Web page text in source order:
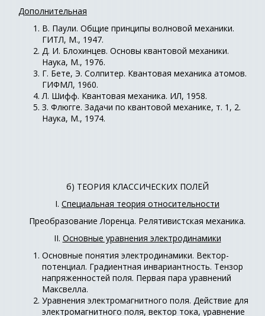
Дополнительная
В. Паули. Общие принципы волновой механики.
ГИТЛ, М., 1947.
Д. И. Блохинцев. Основы квантовой механики.
Наука, М., 1976.
Г. Бете, Э. Солпитер. Квантовая механика атомов.
ГИФМЛ, 1960.
Л. Шифф. Квантовая механика. ИЛ, 1958.
З. Флюгге. Задачи по квантовой механике, т. 1, 2.
Наука, М., 1974.
б) ТЕОРИЯ КЛАССИЧЕСКИХ ПОЛЕЙ
I. Специальная теория относительности
Преобразование Лоренца. Релятивистская механика.
II. Основные уравнения электродинамики
Основные понятия электродинамики. Вектор-
потенциал. Градиентная инвариантность. Тензор
напряженностей поля. Первая пара уравнений
Максвелла.
Уравнения электромагнитного поля. Действие для
электромагнитного поля, вектор тока, уравнение